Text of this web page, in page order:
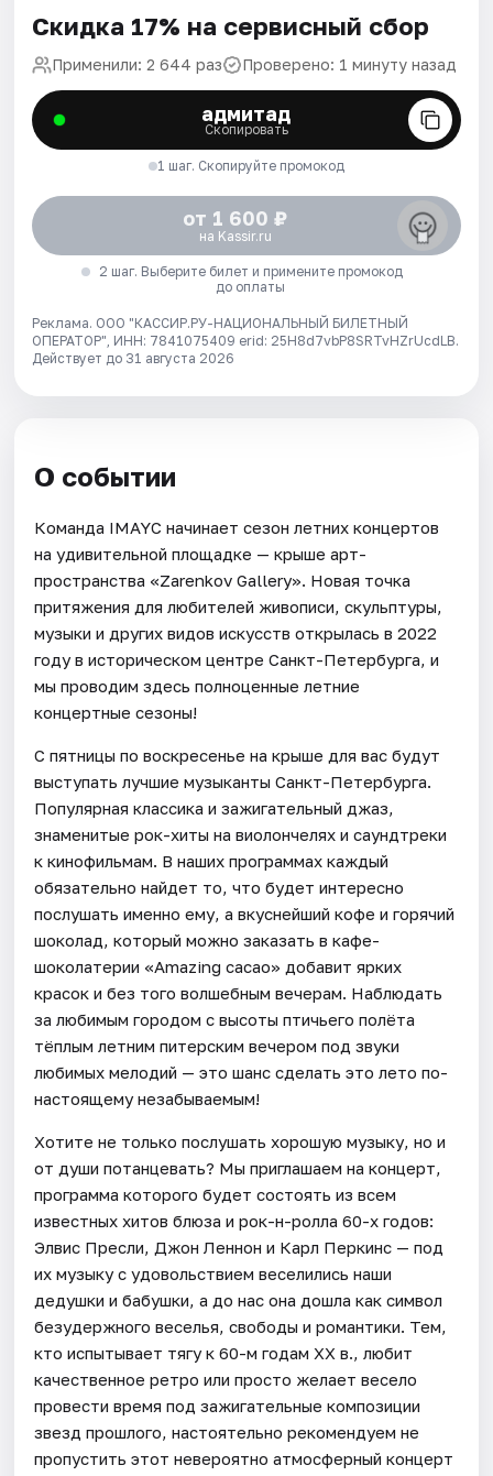
Скидка 17% на сервисный сбор
Применили: 2 644 раз Проверено: 1 минуту назад
адмитад
Скопировать
1 шаг. Скопируйте промокод
от 1 600 ₽
на Kassir.ru
2 шаг. Выберите билет и примените промокод
до оплаты
Реклама. ООО "КАССИР.РУ-НАЦИОНАЛЬНЫЙ БИЛЕТНЫЙ
ОПЕРАТОР", ИНН: 7841075409 erid: 25H8d7vbP8SRTvHZrUcdLB.
Действует до 31 августа 2026
О событии
Команда IMAYC начинает сезон летних концертов
на удивительной площадке — крыше арт-
пространства «Zarenkov Gallery». Новая точка
притяжения для любителей живописи, скульптуры,
музыки и других видов искусств открылась в 2022
году в историческом центре Санкт-Петербурга, и
мы проводим здесь полноценные летние
концертные сезоны!
С пятницы по воскресенье на крыше для вас будут
выступать лучшие музыканты Санкт-Петербурга.
Популярная классика и зажигательный джаз,
знаменитые рок-хиты на виолончелях и саундтреки
к кинофильмам. В наших программах каждый
обязательно найдет то, что будет интересно
послушать именно ему, а вкуснейший кофе и горячий
шоколад, который можно заказать в кафе-
шоколатерии «Amazing cacao» добавит ярких
красок и без того волшебным вечерам. Наблюдать
за любимым городом с высоты птичьего полёта
тёплым летним питерским вечером под звуки
любимых мелодий — это шанс сделать это лето по-
настоящему незабываемым!
Хотите не только послушать хорошую музыку, но и
от души потанцевать? Мы приглашаем на концерт,
программа которого будет состоять из всем
известных хитов блюза и рок-н-ролла 60-х годов:
Элвис Пресли, Джон Леннон и Карл Перкинс — под
их музыку с удовольствием веселились наши
дедушки и бабушки, а до нас она дошла как символ
безудержного веселья, свободы и романтики. Тем,
кто испытывает тягу к 60-м годам ХХ в., любит
качественное ретро или просто желает весело
провести время под зажигательные композиции
звезд прошлого, настоятельно рекомендуем не
пропустить этот невероятно атмосферный концерт